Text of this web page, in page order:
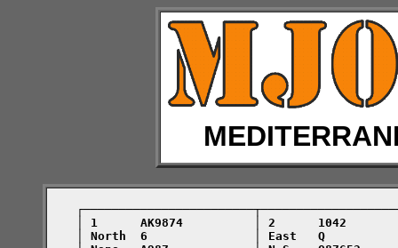
│ 1      AK9874          │ 2      1042
│ North  6               │ East   Q